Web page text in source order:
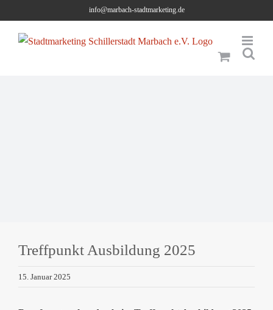
content
info@marbach-stadtmarketing.de
Treffpunkt Ausbildung 2025
15. Januar 2025